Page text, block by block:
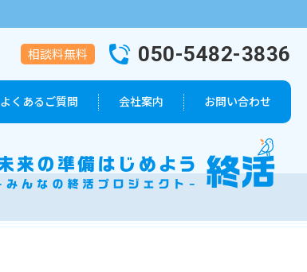
相談料無料 050-5482-3836
よくあるご質問 会社案内 お問い合わせ